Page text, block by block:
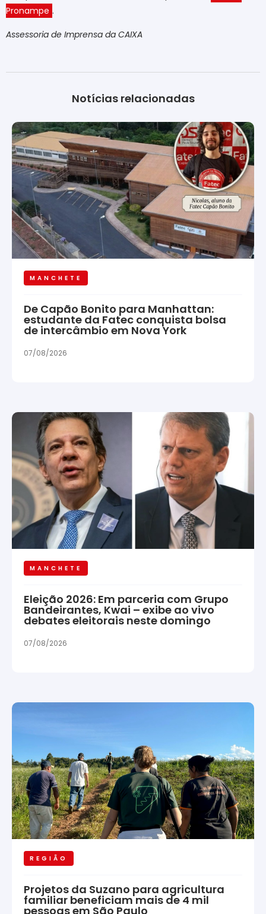
Pronampe .
Assessoria de Imprensa da CAIXA
Notícias relacionadas
MANCHETE
De Capão Bonito para Manhattan:
estudante da Fatec conquista bolsa
de intercâmbio em Nova York
07/08/2026
MANCHETE
Eleição 2026: Em parceria com Grupo
Bandeirantes, Kwai – exibe ao vivo
debates eleitorais neste domingo
07/08/2026
REGIÃO
Projetos da Suzano para agricultura
familiar beneficiam mais de 4 mil
pessoas em São Paulo